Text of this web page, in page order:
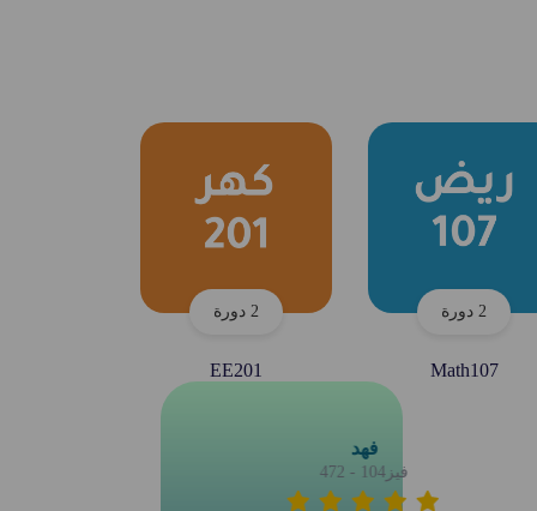
2 دورة
Math107
2 دورة
EE201
فهد
فيز104 - 472